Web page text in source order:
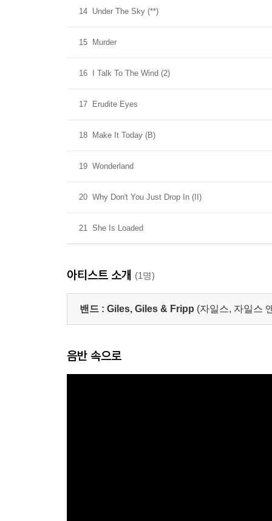
14 Under The Sky (**)
15 Murder
16 I Talk To The Wind (2)
17 Erudite Eyes
18 Make It Today (B)
19 Wonderland
20 Why Don't You Just Drop In (II)
21 She Is Loaded
아티스트 소개 (1명)
밴드 : Giles, Giles & Fripp (자일스, 자일스
음반 속으로